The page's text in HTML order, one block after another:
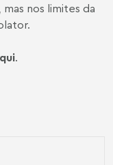
nos limites da
.